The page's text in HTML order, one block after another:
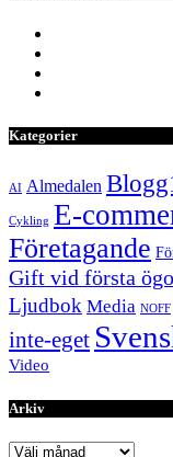
Kategorier
AI Almedalen
Cykling E-
Företagande
Gift vid första
Ljudbok Media NOFF
inte-eget
Video
Arkiv
Arkiv